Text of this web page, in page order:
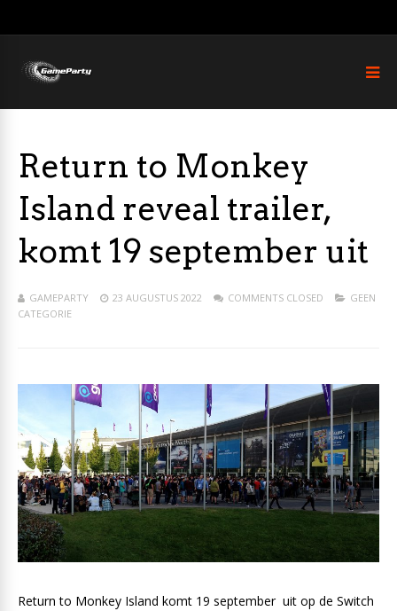
Return to Monkey
Island reveal trailer,
komt 19 september uit
GAMEPARTY 23 AUGUSTUS 2022 COMMENTS CLOSED
GEEN
CATEGORIE
Return to Monkey Island komt 19 september uit op de Switch